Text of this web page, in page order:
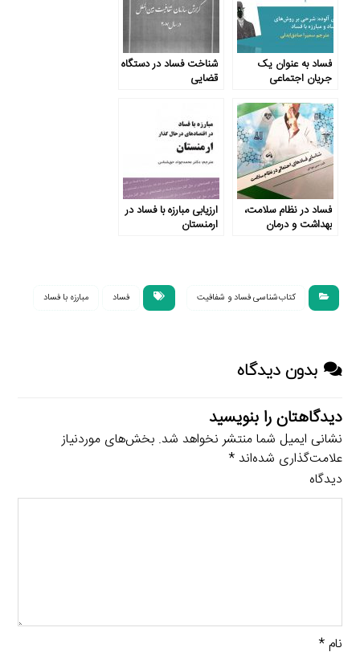
فساد به عنوان یک
جریان اجتماعی
شناخت فساد در دستگاه
قضایی
فساد در نظام سلامت،
بهداشت و درمان
ارزیابی مبارزه با فساد در
ارمنستان
کتاب‌شناسی فساد و شفافیت فساد مبارزه با فساد
بدون دیدگاه
دیدگاهتان را بنویسید
نشانی ایمیل شما منتشر نخواهد شد. بخش‌های موردنیاز
علامت‌گذاری شده‌اند*
دیدگاه
نام*